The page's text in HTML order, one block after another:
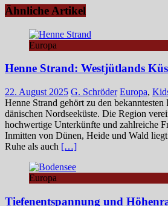
Ähnliche Artikel
Europa
Henne Strand: Westjütlands
22. August 2025 G. Schröder Europa,
Henne Strand gehört zu den bekanntesten
dänischen Nordseeküste. Die Region
hochwertige Unterkünfte und zahlreiche
Inmitten von Dünen, Heide und Wald
Ruhe als auch […]
Europa
Tiefenentspannung und